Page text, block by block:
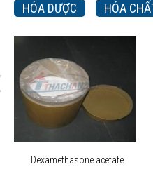
HÓA DƯỢC HÓA
Dexamethasone acetate